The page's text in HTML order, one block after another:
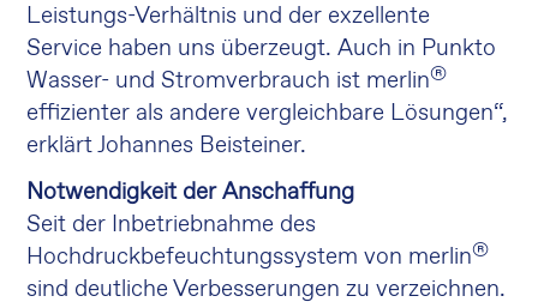
Leistungs-Verhältnis und der exzellente
Service haben uns überzeugt. Auch in Punkto
Wasser- und Stromverbrauch ist merlin®
effizienter als andere vergleichbare Lösungen“,
erklärt Johannes Beisteiner.
Notwendigkeit der Anschaffung
Seit der Inbetriebnahme des
Hochdruckbefeuchtungssystem von merlin®
sind deutliche Verbesserungen zu verzeichnen.